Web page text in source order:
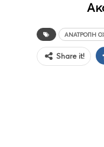
ΑΝΑΤΡΟΠΉ
Share it!